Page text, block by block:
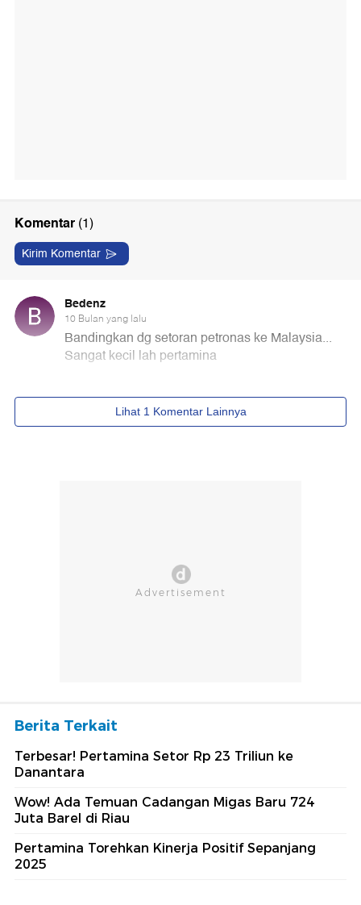
Berita Terkait
Terbesar! Pertamina Setor Rp 23 Triliun ke
Danantara
Wow! Ada Temuan Cadangan Migas Baru 724
Juta Barel di Riau
Pertamina Torehkan Kinerja Positif Sepanjang
2025